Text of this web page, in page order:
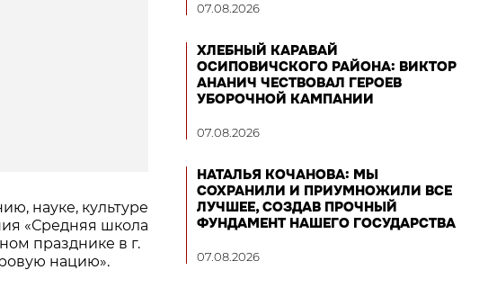
науке, культуре
«Средняя школа
празднике в г.
нацию».
07.08.2026
ХЛЕБНЫЙ КАРАВАЙ
ОСИПОВИЧСКОГО РАЙОНА: ВИКТОР
АНАНИЧ ЧЕСТВОВАЛ ГЕРОЕВ
УБОРОЧНОЙ КАМПАНИИ
07.08.2026
НАТАЛЬЯ КОЧАНОВА: МЫ
СОХРАНИЛИ И ПРИУМНОЖИЛИ ВСЕ
ЛУЧШЕЕ, СОЗДАВ ПРОЧНЫЙ
ФУНДАМЕНТ НАШЕГО ГОСУДАРСТВА
07.08.2026